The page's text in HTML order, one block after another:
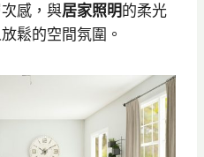
感，與居家照明的柔光
鬆的空間氛圍。